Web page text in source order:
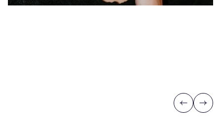
Previous
Next